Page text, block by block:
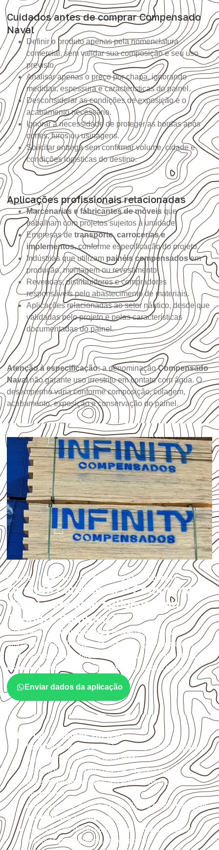
Cuidados antes de comprar Compensado
Naval
Definir o produto apenas pela nomenclatura
comercial, sem validar sua composição e seu uso
previsto.
Analisar apenas o preço por chapa, ignorando
medidas, espessura e características do painel.
Desconsiderar as condições de exposição e o
acabamento necessário.
Ignorar a necessidade de proteger as bordas após
cortes, furos ou usinagens.
Solicitar entrega sem confirmar volume, cidade e
condições logísticas do destino.
Aplicações profissionais relacionadas
Marcenarias e fabricantes de móveis que
trabalham com projetos sujeitos à umidade.
Empresas de transporte, carrocerias e
implementos, conforme especificação do projeto.
Indústrias que utilizam painéis compensadosem
produção, montagem ou revestimento.
Revendas, distribuidores e compradores
responsáveis pelo abastecimento de materiais.
Aplicações relacionadas ao setor náutico, desde que
validadas pelo projeto e pelas características
documentadas do painel.
Atenção à especificação:a denominaçãoCompensado
Navalnão garante uso irrestrito em contato com água. O
desempenho varia conforme composição, colagem,
acabamento, exposição e conservação do painel.
USOS E APLICAÇÕES PROFISSIONAIS
Quando considerar o Compensado
Naval para uma aplicação em
Teodoro Sampaio?
A utilização do Compensado Navaldepende do
ambiente, da finalidade e da especificação do projeto.
Antes da cotação, verifique a
espessura, o formato, a
exposição e o acabamento
previstos para a chapa.
Enviar dados da aplicação
Critérios técnicos de uso
Escolha a medida considerando aplicação, apoios,
montagem e especificação técnica.
Organize o plano de corte de acordo com as
dimensões disponíveis e o aproveitamento
necessário.
Proteja cortes, furos e extremidades com aselagem
indicada para o projeto.
Evite contato direto com o solo, chuva, umidade
acumulada e apoios desnivelados.